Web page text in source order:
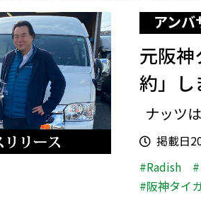
アン
元阪
約」し
ナッツ
掲載日
#Radish
#阪神タイ